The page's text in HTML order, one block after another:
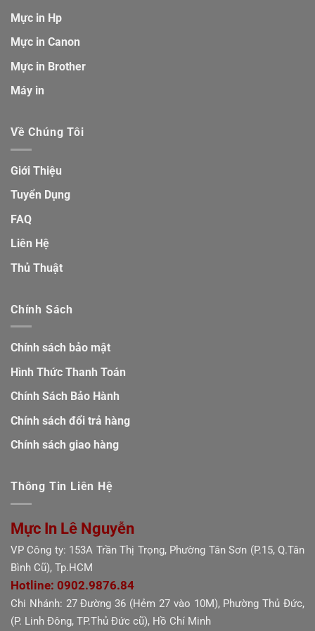
Mực in Hp
Mực in Canon
Mực in Brother
Máy in
Về Chúng Tôi
Giới Thiệu
Tuyển Dụng
FAQ
Liên Hệ
Thủ Thuật
Chính Sách
Chính sách bảo mật
Hình Thức Thanh Toán
Chính Sách Bảo Hành
Chính sách đổi trả hàng
Chính sách giao hàng
Thông Tin Liên Hệ
Mực In Lê Nguyễn
VP Công ty: 153A Trần Thị Trọng, Phường Tân Sơn (P.15, Q.Tân
Bình Cũ), Tp.HCM
Hotline: 0902.9876.84
Chi Nhánh: 27 Đường 36 (Hẻm 27 vào 10M), Phường Thủ Đức,
(P. Linh Đông, TP.Thủ Đức cũ), Hồ Chí Minh